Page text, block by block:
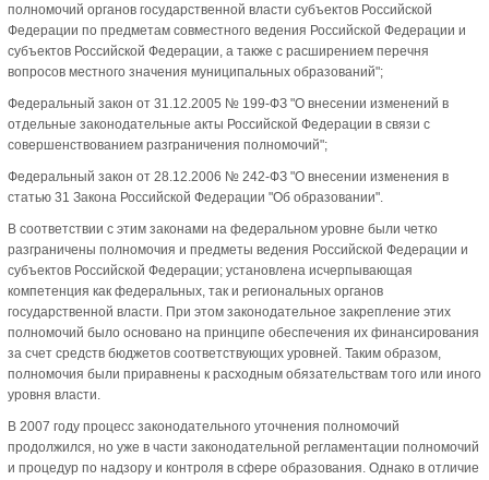
полномочий органов государственной власти субъектов Российской
Федерации по предметам совместного ведения Российской Федерации и
субъектов Российской Федерации, а также с расширением перечня
вопросов местного значения муниципальных образований";
Федеральный закон от 31.12.2005 № 199-ФЗ "О внесении изменений в
отдельные законодательные акты Российской Федерации в связи с
совершенствованием разграничения полномочий";
Федеральный закон от 28.12.2006 № 242-ФЗ "О внесении изменения в
статью 31 Закона Российской Федерации "Об образовании".
В соответствии с этим законами на федеральном уровне были четко
разграничены полномочия и предметы ведения Российской Федерации и
субъектов Российской Федерации; установлена исчерпывающая
компетенция как федеральных, так и региональных органов
государственной власти. При этом законодательное закрепление этих
полномочий было основано на принципе обеспечения их финансирования
за счет средств бюджетов соответствующих уровней. Таким образом,
полномочия были приравнены к расходным обязательствам того или иного
уровня власти.
В 2007 году процесс законодательного уточнения полномочий
продолжился, но уже в части законодательной регламентации полномочий
и процедур по надзору и контроля в сфере образования. Однако в отличие